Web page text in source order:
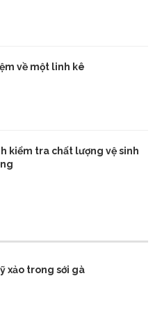
về một linh kê
kiểm tra chất lượng vệ sinh
xảo trong sới gà